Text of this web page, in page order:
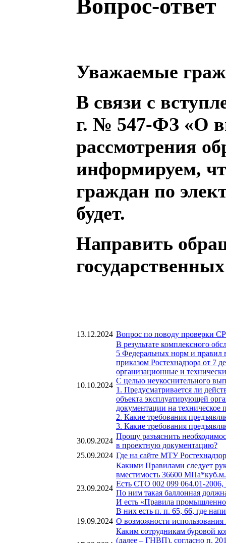
Вопрос-ответ
Уважаемые
В связи с
г. № 547-ФЗ «О
рассмотрения
информируем,
граждан по
будет.
Направить
13.12.2024 Вопрос по поводу проверки
10.10.2024
В результате комплексного
5 Федеральных норм и правил
приказом Ростехнадзора от 7
организационные и
С целью неукоснительного
1. Предусматривается ли
объекта эксплуатирующей
документации на техническое
2. Какие требования
3. Какие требования
30.09.2024
Прошу разъяснить
в проектную документацию?
25.09.2024 Где на сайте МТУ
23.09.2024
Какими Правилами следует
вместимость 36600
Есть СТО 002 099 064.01-2006,
По ним такая баллонная
И есть «Правила
В них есть п. п. 65, 66, где
19.09.2024 О возможности
Каким сотрудникам буровой
(далее – ГНВП), согласно п.